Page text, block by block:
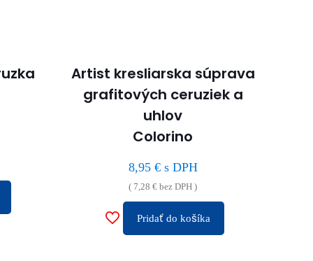
Artist kresliarska súprava
grafitových ceruziek a
uhlov
Colorino
8,95 €s DPH
( 7,28€ bez DPH )
Pridať do košíka